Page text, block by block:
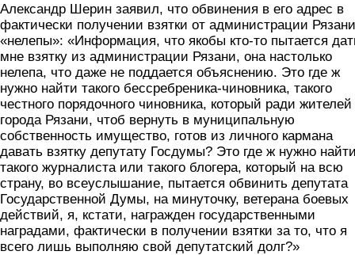
Александр Шерин заявил, что обвинения в его адрес в
фактически получении взятки от администрации Рязани
«нелепы»: «Информация, что якобы кто-то пытается
мне взятку из администрации Рязани, она настолько
нелепа, что даже не поддается объяснению. Это где ж
нужно найти такого бессребреника-чиновника, такого
честного порядочного чиновника, который ради жителей
города Рязани, чтоб вернуть в муниципальную
собственность имущество, готов из личного кармана
давать взятку депутату Госдумы? Это где ж нужно
такого журналиста или такого блогера, который на всю
страну, во всеуслышание, пытается обвинить депутата
Государственной Думы, на минуточку, ветерана боевых
действий, я, кстати, награжден государственными
наградами, фактически в получении взятки за то, что я
всего лишь выполняю свой депутатский долг?»